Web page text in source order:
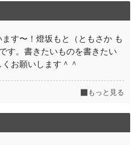
す〜！燈坂もと（ともさか も
す。書きたいものを書きたい
お願いします＾＾
もっと見る